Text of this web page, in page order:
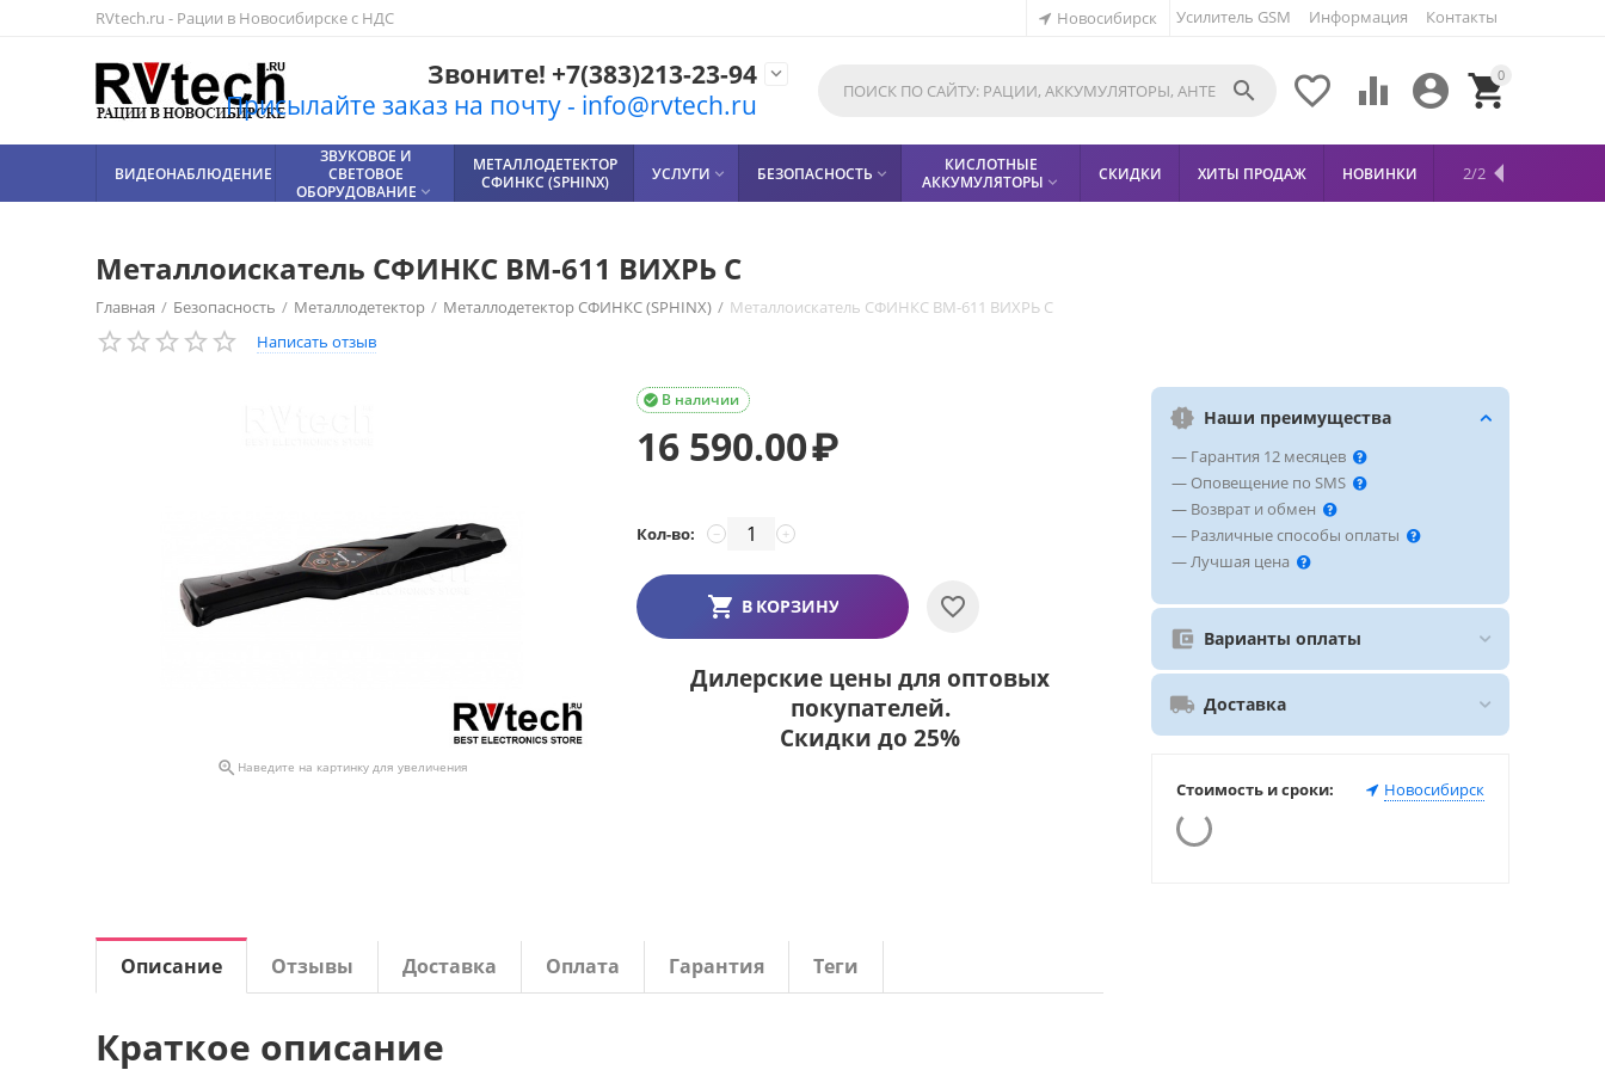
RVtech.ru - Рации в Новосибирске с НДС Усилитель GSM Информация Контакты
Новосибирск
Звоните! +7(383)213-23-94
Присылайте заказ на почту - info@rvtech.ru
 0


 

ВСЕ
ТОВАРЫ
РАЦИИ,
РАДИОСТАНЦИИ
АККУМУЛЯТОРЫ
ДЛЯ РАЦИЙ
ЛИТИЕВЫЕ
АККУМУЛЯТОРЫ
СОТОВОЙ
ВИДЕОНАБЛЮДЕНИЕ
ЗВУКОВОЕ И
СВЕТОВОЕ
ОБОРУДОВАНИЕ 
МЕТАЛЛОДЕТЕКТОР
СФИНКС (SPHINX)
УСЛУГИ  БЕЗОПАСНОСТЬ 
КИСЛОТНЫЕ
АККУМУЛЯТОРЫ  СКИДКИ ХИТЫ ПРОДАЖ НОВИНКИ 2/2
Металлоискатель СФИНКС ВМ-611 ВИХРЬ C
Главная / Безопасность / Металлодетектор / Металлодетектор СФИНКС (SPHINX) / Металлоискатель СФИНКС ВМ-611 ВИХРЬ C
Написать отзыв
 Наведите на картинку для увеличения
В наличии

16 590.00₽
Кол-во: +
−
В КОРЗИНУ
Дилерские цены для оптовых
покупателей.
Скидки до 25%
Наши преимущества
— Гарантия 12 месяцев
— Оповещение по SMS
— Возврат и обмен
— Различные способы оплаты
— Лучшая цена
Варианты оплаты
Доставка
Стоимость и сроки: Новосибирск
Описание Отзывы Доставка Оплата Гарантия Теги
Краткое описание